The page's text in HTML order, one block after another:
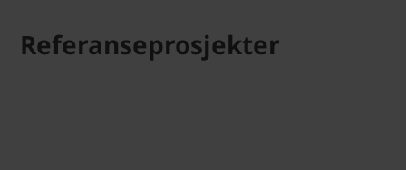
Referanseprosjekter